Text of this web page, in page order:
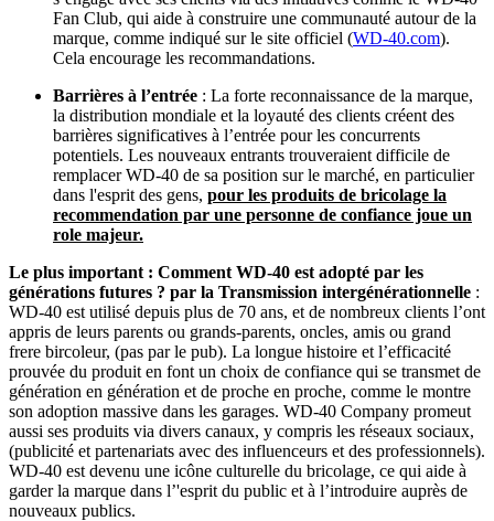
Fan Club, qui aide à construire une communauté autour de la
marque, comme indiqué sur le site officiel (WD-40.com).
Cela encourage les recommandations.
Barrières à l’entrée : La forte reconnaissance de la marque,
la distribution mondiale et la loyauté des clients créent des
barrières significatives à l’entrée pour les concurrents
potentiels. Les nouveaux entrants trouveraient difficile de
remplacer WD-40 de sa position sur le marché, en particulier
dans l'esprit des gens, pour les produits de bricolage la
recommendation par une personne de confiance joue un
role majeur.
Le plus important : Comment WD-40 est adopté par les
générations futures ? par la Transmission intergénérationnelle :
WD-40 est utilisé depuis plus de 70 ans, et de nombreux clients l’ont
appris de leurs parents ou grands-parents, oncles, amis ou grand
frere bircoleur, (pas par le pub). La longue histoire et l’efficacité
prouvée du produit en font un choix de confiance qui se transmet de
génération en génération et de proche en proche, comme le montre
son adoption massive dans les garages. WD-40 Company promeut
aussi ses produits via divers canaux, y compris les réseaux sociaux,
(publicité et partenariats avec des influenceurs et des professionnels).
WD-40 est devenu une icône culturelle du bricolage, ce qui aide à
garder la marque dans l’'esprit du public et à l’introduire auprès de
nouveaux publics.